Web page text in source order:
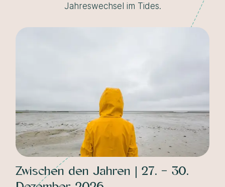
Jahreswechsel im Tides.
Zwischen den Jahren | 27. - 30.